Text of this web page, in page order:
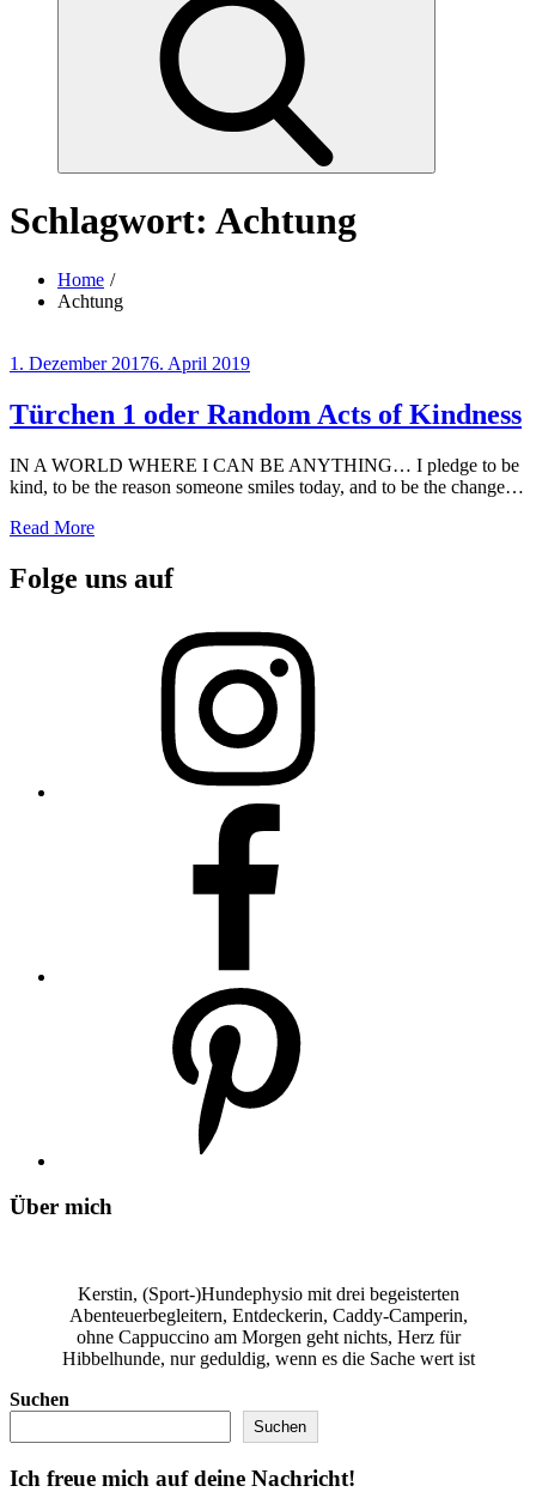
Schlagwort: Achtung
Home
Achtung
Posted
1. Dezember 20176. April 2019
Türchen 1 oder Random Acts of Kindness
IN A WORLD WHERE I CAN BE ANYTHING… I pledge to be
kind, to be the reason someone smiles today, and to be the change…
Read More
Folge uns auf
Über mich
Kerstin, (Sport-)Hundephysio mit drei begeisterten
Abenteuerbegleitern, Entdeckerin, Caddy-Camperin,
ohne Cappuccino am Morgen geht nichts, Herz für
Hibbelhunde, nur geduldig, wenn es die Sache wert ist
Suchen
Suchen
Ich freue mich auf deine Nachricht!